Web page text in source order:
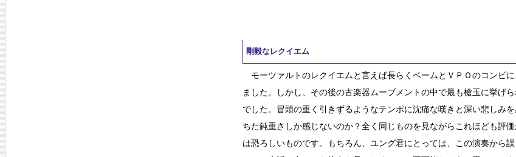
剛毅なレクイエム
モーツァルトのレクイエムと言えば長らくベームとＶＰＯのコンビ
ました。しかし、その後の古楽器ムーブメントの中で最も槍玉に挙げ
でした。冒頭の重く引きずるようなテンポに沈痛な嘆きと深い悲しみ
ちた鈍重さしか感じないのか？全く同じものを見ながらこれほども評
は恐ろしいものです。もちろん、ユング君にとっては、この演奏から